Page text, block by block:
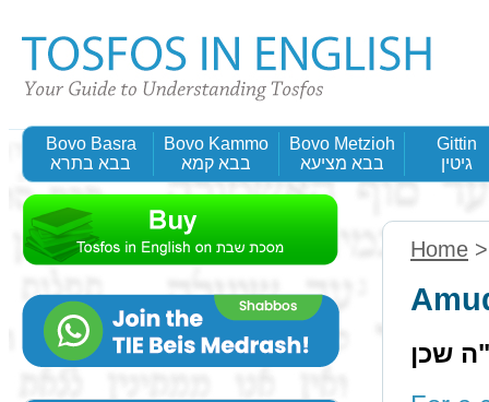
Bovo Basra
בבא בתרא
Bovo Kammo
בבא קמא
Bovo Metzioh
בבא מציעא
Gittin
גיטין
Home
שכן